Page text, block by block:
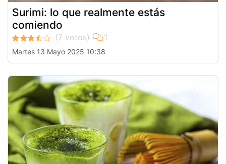
Surimi: lo que realmente estás
comiendo
Martes 13 Mayo 2025 10:38